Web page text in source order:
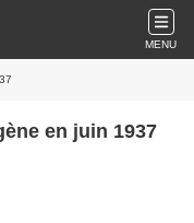
MENU
en juin 1937